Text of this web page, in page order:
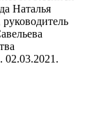
Наталья
02.03.2021.